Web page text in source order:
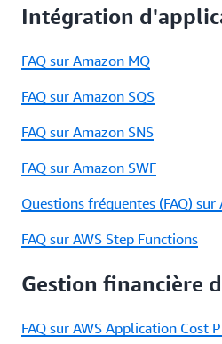
Intégration
FAQ sur Amazon MQ
FAQ sur Amazon SQS
FAQ sur Amazon SNS
FAQ sur Amazon SWF
Questions fréquentes (FAQ) sur
FAQ sur AWS Step Functions
Gestion financière
FAQ sur AWS Application Cost